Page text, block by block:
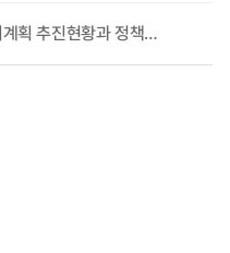
기초지자체 지역먹거리계획 추진현황과 정책과제